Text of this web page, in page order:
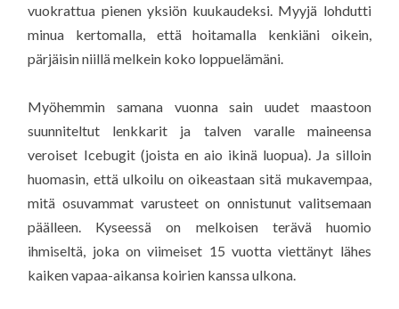
vuokrattua pienen yksiön kuukaudeksi. Myyjä lohdutti
minua kertomalla, että hoitamalla kenkiäni oikein,
pärjäisin niillä melkein koko loppuelämäni.
Myöhemmin samana vuonna sain uudet maastoon
suunniteltut lenkkarit ja talven varalle maineensa
veroiset Icebugit (joista en aio ikinä luopua). Ja silloin
huomasin, että ulkoilu on oikeastaan sitä mukavempaa,
mitä osuvammat varusteet on onnistunut valitsemaan
päälleen. Kyseessä on melkoisen terävä huomio
ihmiseltä, joka on viimeiset 15 vuotta viettänyt lähes
kaiken vapaa-aikansa koirien kanssa ulkona.